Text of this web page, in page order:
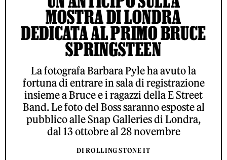
MOSTRA DI LONDRA
DEDICATA AL PRIMO BRUCE
SPRINGSTEEN
La fotografa Barbara Pyle ha avuto la
fortuna di entrare in sala di registrazione
insieme a Bruce e i ragazzi della E Street
Band. Le foto del Boss saranno esposte al
pubblico alle Snap Galleries di Londra,
dal 13 ottobre al 28 novembre
DI ROLLING STONE IT